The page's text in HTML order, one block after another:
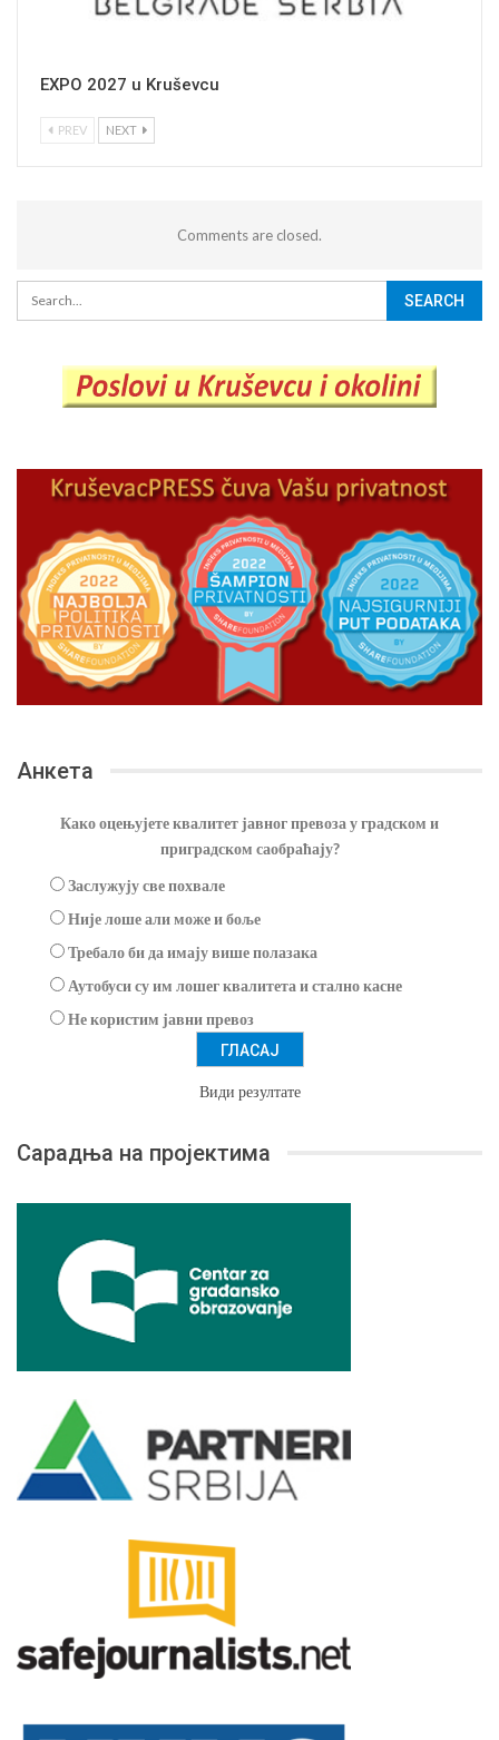
EXPO 2027 u Kruševcu
PREV NEXT
Comments are closed.
Анкета
Како оцењујете квалитет јавног превоза у градском и
приградском саобраћају?
Заслужују све похвале
Није лоше али може и боље
Требало би да имају више полазака
Аутобуси су им лошег квалитета и стално касне
Не користим јавни превоз
Види резултате
Сарадња на пројектима